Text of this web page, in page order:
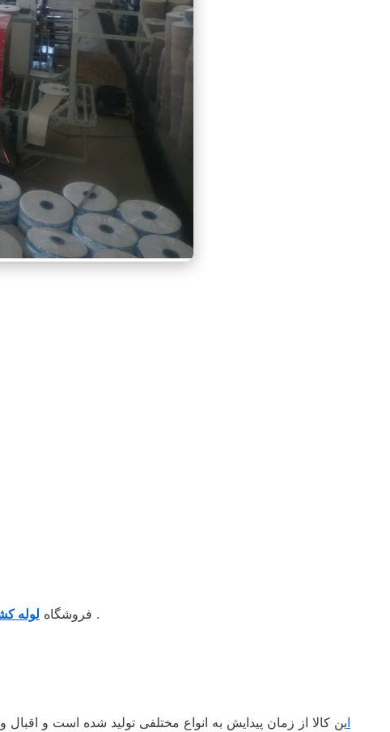
فروشگاه لوله شرکت اترک دریپ در اندازه های مختلف با کیفیت 20 سانتی و استعلام قیمت مناسب جهت کشت بهینه کشاورزان محترم .
این کالا از زمان پیدایش به انواع مختلفی تولید شده است و اقبال و